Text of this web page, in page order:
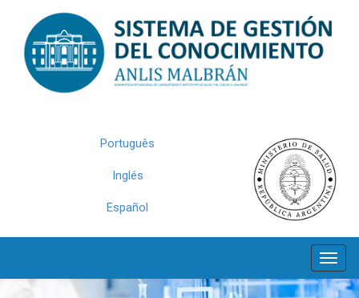
navigation
Português
Inglés
Español